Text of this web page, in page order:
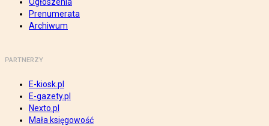
Prenumerata
Archiwum
PARTNERZY
E-kiosk.pl
E-gazety.pl
Nexto.pl
Mała księgowość